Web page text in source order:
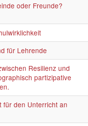
oder Freunde?
für Lehrende
Resilienz und
partizipative
für den Unterricht an